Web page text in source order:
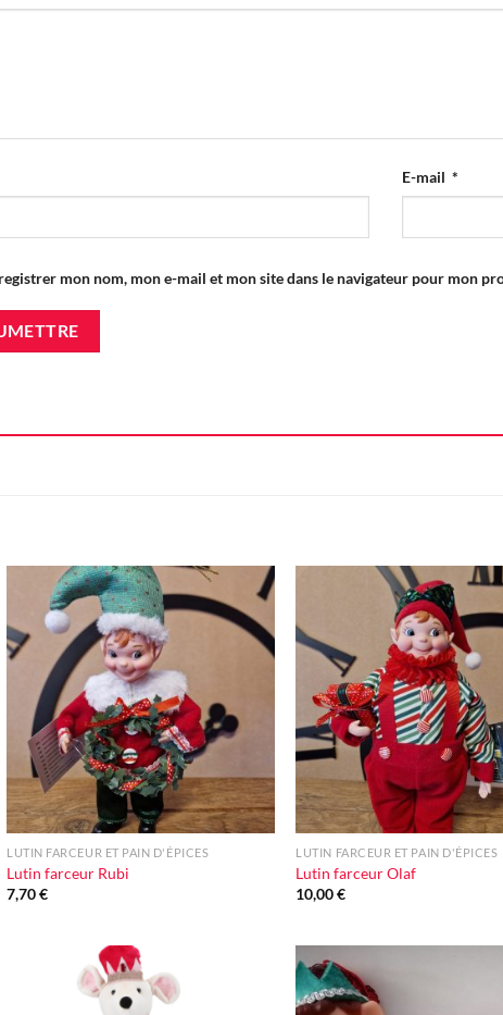
E-mail *
mon nom, mon e-mail et mon site dans le navigateur pour mon
Ajouter
à la liste
+
LUTIN FARCEUR ET PAIN D'ÉPICES
Lutin farceur Rubi
7,70€
+
LUTIN FARCEUR ET PAIN D'ÉPICES
Lutin farceur Olaf
10,00€